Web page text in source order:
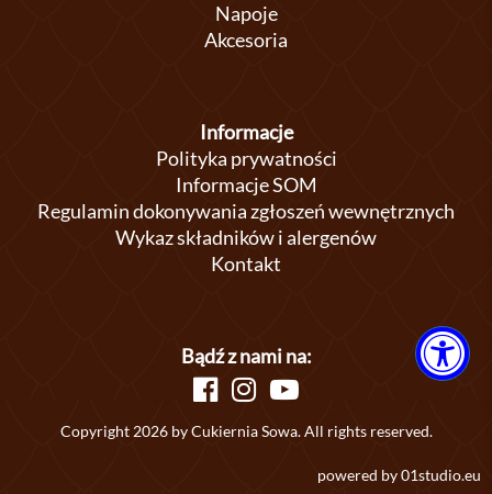
Napoje
Akcesoria
Informacje
Polityka prywatności
Informacje SOM
Regulamin dokonywania zgłoszeń wewnętrznych
Wykaz składników i alergenów
Kontakt
Bądź z nami na:
Copyright 2026 by Cukiernia Sowa. All rights reserved.
powered by01studio.eu